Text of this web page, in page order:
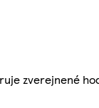
zverejnené